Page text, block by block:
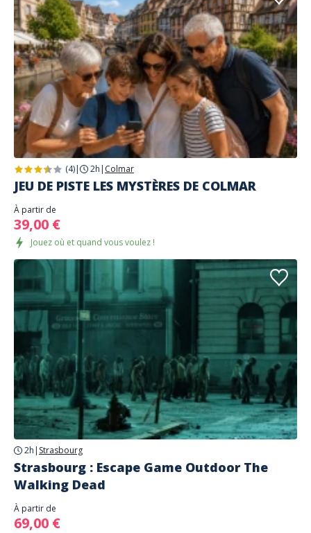
(4)| 2h | Colmar
JEU DE PISTE LES MYSTÈRES DE COLMAR
À partir de
39,00 €
Jouez où et quand vous voulez !
2h | Strasbourg
Strasbourg : Escape Game Outdoor The
Walking Dead
À partir de
69,00 €